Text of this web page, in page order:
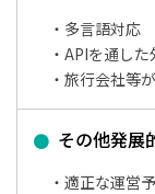
多言語対応
APIを通した
旅行会社等
その他発展
適正な運営